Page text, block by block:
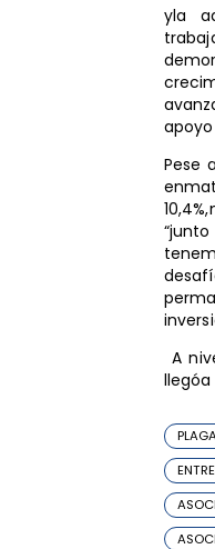
yla
Pese
A